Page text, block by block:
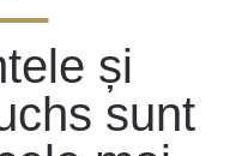
și
sunt